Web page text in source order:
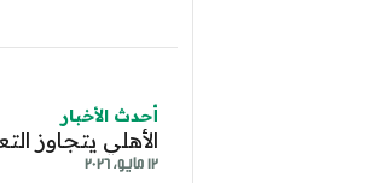
أحدث الأخبار
الأهلي يتجاوز
١٢ مايو، ٢٠٢٦